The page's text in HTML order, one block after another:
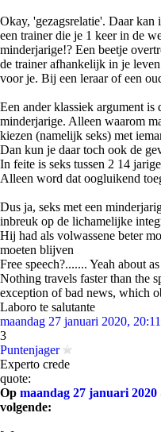
Okay, 'gezagsrelatie'. Daar
een trainer die je 1 keer in de
minderjarige!? Een beetje
de trainer afhankelijk in je
voor je. Bij een leraar of een
Een ander klassiek argument is
minderjarige. Alleen waarom
kiezen (namelijk seks) met
Dan kun je daar toch ook de
In feite is seks tussen 2 14
Alleen word dat oogluikend
Dus ja, seks met een
inbreuk op de lichamelijke
Hij had als volwassene beter
moeten blijven
Free speech?....... Yeah about
Nothing travels faster than the
exception of bad news, which
Laboro te salutante
maandag 27 januari 2020,
3
Puntenjager
Experto crede
quote:
Op maandag 27 januari 2020
volgende: